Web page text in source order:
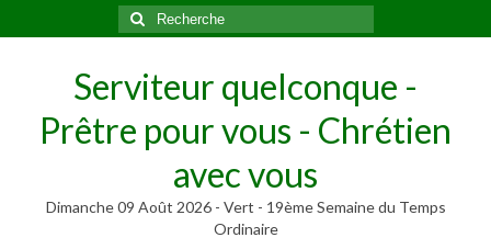
Rechercher
:
Serviteur quelconque -
Prêtre pour vous - Chrétien
avec vous
Dimanche 09 Août 2026 - Vert - 19ème Semaine du Temps
Ordinaire